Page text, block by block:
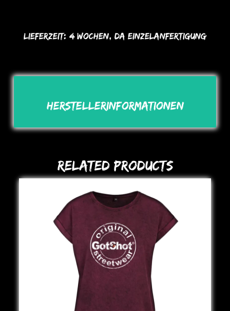
Lieferzeit: 4 Wochen, Da Einzelanfertigung
Herstellerinformationen
Related Products